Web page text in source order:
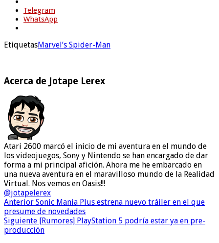
Telegram
WhatsApp
EtiquetasMarvel’s Spider-Man
Acerca de Jotape Lerex
Atari 2600 marcó el inicio de mi aventura en el mundo de
los videojuegos, Sony y Nintendo se han encargado de dar
forma a mi principal afición. Ahora me he embarcado en
una nueva aventura en el maravilloso mundo de la Realidad
Virtual. Nos vemos en Oasis!!!
@jotapelerex
Anterior Sonic Mania Plus estrena nuevo tráiler en el que
presume de novedades
Siguiente [Rumores] PlayStation 5 podría estar ya en pre-
producción